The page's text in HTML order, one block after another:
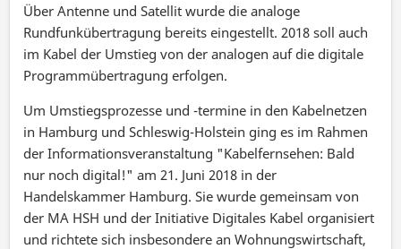
Über Antenne und Satellit wurde die analoge
Rundfunkübertragung bereits eingestellt. 2018 soll auch
im Kabel der Umstieg von der analogen auf die digitale
Programmübertragung erfolgen.
Um Umstiegsprozesse und -termine in den Kabelnetzen
in Hamburg und Schleswig-Holstein ging es im Rahmen
der Informationsveranstaltung "Kabelfernsehen: Bald
nur noch digital!" am 21. Juni 2018 in der
Handelskammer Hamburg. Sie wurde gemeinsam von
der MA HSH und der Initiative Digitales Kabel organisiert
und richtete sich insbesondere an Wohnungswirtschaft,